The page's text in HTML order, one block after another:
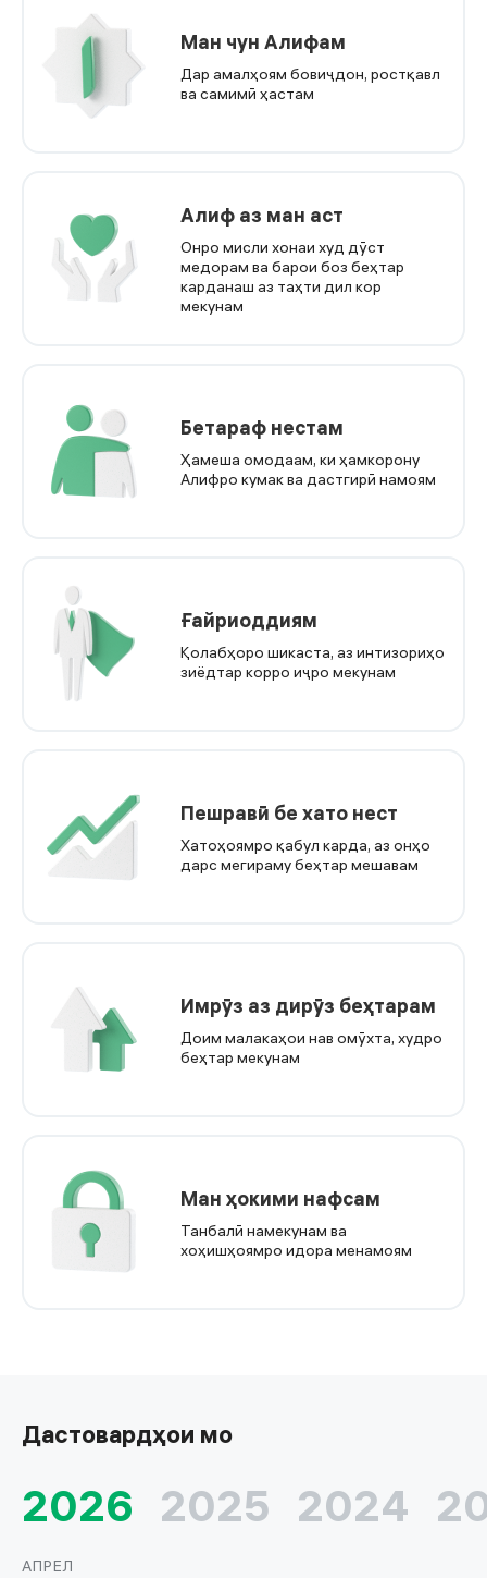
Ман чун Алифам
Дар амалҳоям бовиҷдон, ростқавл
ва самимӣ ҳастам
Алиф аз ман аст
Онро мисли хонаи худ дӯст
медорам ва барои боз беҳтар
карданаш аз таҳти дил кор
мекунам
Бетараф нестам
Ҳамеша омодаам, ки ҳамкорону
Алифро кумак ва дастгирӣ намоям
Ғайриоддиям
Қолабҳоро шикаста, аз интизориҳо
зиёдтар корро иҷро мекунам
Пешравӣ бе хато нест
Хатоҳоямро қабул карда, аз онҳо
дарс мегираму беҳтар мешавам
Имрӯз аз дирӯз беҳтарам
Доим малакаҳои нав омӯхта, худро
беҳтар мекунам
Ман ҳокими нафсам
Танбалӣ намекунам ва
хоҳишҳоямро идора менамоям
Дастовардҳои мо
2026 2025 2024
АПРЕЛ